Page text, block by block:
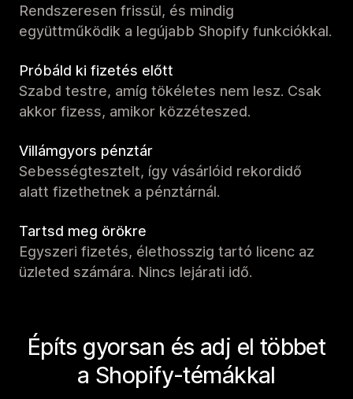
Rendszeresen frissül, és mindig
együttműködik a legújabb Shopify funkciókkal.
Próbáld ki fizetés előtt
Szabd testre, amíg tökéletes nem lesz. Csak
akkor fizess, amikor közzéteszed.
Villámgyors pénztár
Sebességtesztelt, így vásárlóid rekordidő
alatt fizethetnek a pénztárnál.
Tartsd meg örökre
Egyszeri fizetés, élethosszig tartó licenc az
üzleted számára. Nincs lejárati idő.
Építs gyorsan és adj el többet
a Shopify-témákkal